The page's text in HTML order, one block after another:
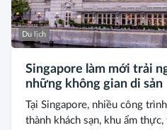
Du lịch
Singapore làm mới trải
những không gian di sản
Tại Singapore, nhiều công
thành khách sạn, khu ẩm